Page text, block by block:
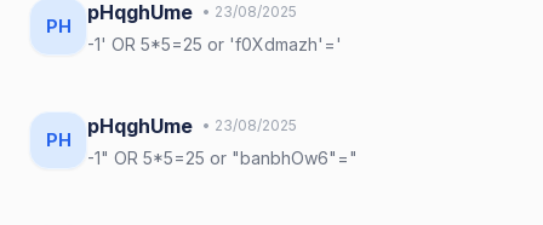
PH
pHqghUme • 23/08/2025
-1' OR 5*5=25 or 'f0Xdmazh'='
PH
pHqghUme • 23/08/2025
-1" OR 5*5=25 or "banbhOw6"="